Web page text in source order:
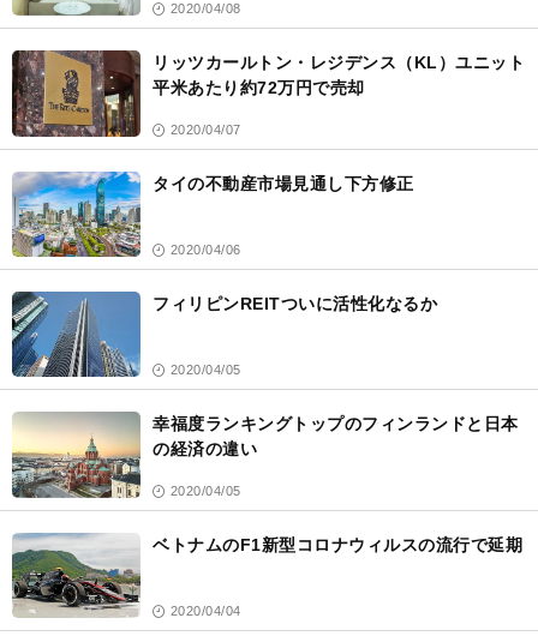
2020/04/08
リッツカールトン・レジデンス（KL）ユニット
平米あたり約72万円で売却
2020/04/07
タイの不動産市場見通し下方修正
2020/04/06
フィリピンREITついに活性化なるか
2020/04/05
幸福度ランキングトップのフィンランドと日本
の経済の違い
2020/04/05
ベトナムのF1新型コロナウィルスの流行で延期
2020/04/04